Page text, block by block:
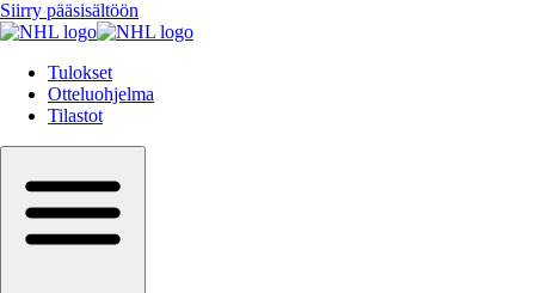
Siirry pääsisältöön
Tulokset
Otteluohjelma
Tilastot